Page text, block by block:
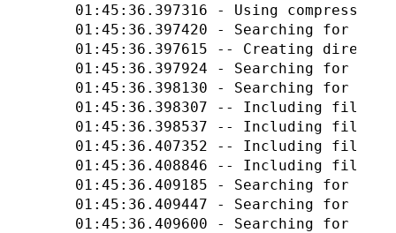
01:45:36.397316 - Using
01:45:36.397420 - Searching for
01:45:36.397615 -- Creating
01:45:36.397924 - Searching for
01:45:36.398130 - Searching for
01:45:36.398307 -- Including files
01:45:36.398537 -- Including
01:45:36.407352 -- Including files
01:45:36.408846 -- Including files
01:45:36.409185 - Searching for
01:45:36.409447 - Searching for
01:45:36.409600 - Searching for